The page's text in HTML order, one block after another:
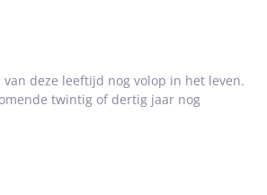
deze leeftijd nog volop in het leven.
twintig of dertig jaar nog